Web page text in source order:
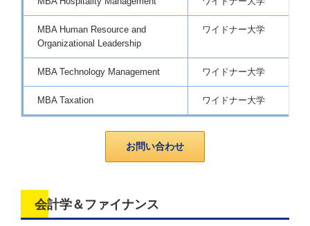
MBA Human Resource and
Organizational Leadership
ワイドナー大学
MBA Technology Management ワイドナー大学
MBA Taxation ワイドナー大学
お問い合わせ
会計学＆ファイナンス